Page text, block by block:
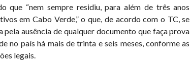
que “nem sempre residiu, para além de três anos
em Cabo Verde,” o que, de acordo com o TC, se
pela ausência de qualquer documento que faça prova
no país há mais de trinta e seis meses, conforme as
legais.